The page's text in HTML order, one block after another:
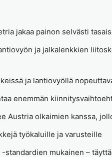
jakaa painon selvästi
ja jalkalenkkien
ja lantiovyöllä
enemmän
Austria olkaimien kanssa,
työkaluille ja varusteille
-standardien mukainen –